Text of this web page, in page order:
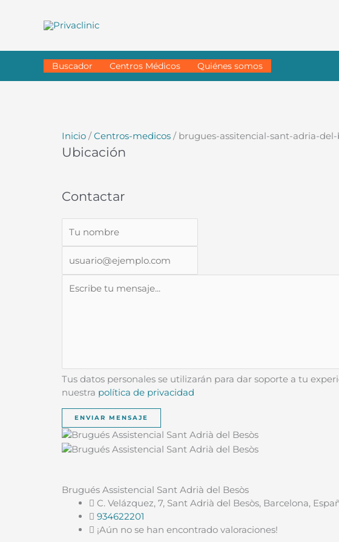
contenido
Buscador Centros Médicos Quiénes somos
Inicio /Centros-medicos / brugues-assitencial-sant-adria-del-
Ubicación
Contactar
Tus datos personales se utilizarán para dar soporte a tu
nuestra política de privacidad
Brugués Assistencial Sant Adrià del Besòs
C. Velázquez, 7, Sant Adrià del Besòs, Barcelona,
934622201
¡Aún no se han encontrado valoraciones!